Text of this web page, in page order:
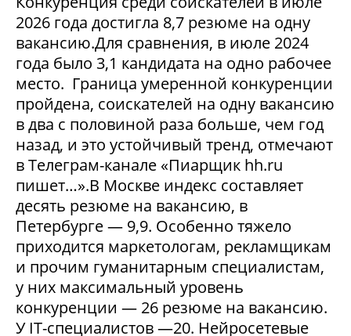
2026 года достигла 8,7 резюме на одну
вакансию.Для сравнения, в июле 2024
года было 3,1 кандидата на одно рабочее
место. Граница умеренной конкуренции
пройдена, соискателей на одну вакансию
в два с половиной раза больше, чем год
назад, и это устойчивый тренд, отмечают
в Телеграм-канале «Пиарщик hh.ru
пишет…».В Москве индекс составляет
десять резюме на вакансию, в
Петербурге — 9,9. Особенно тяжело
приходится маркетологам, рекламщикам
и прочим гуманитарным специалистам,
у них максимальный уровень
конкуренции — 26 резюме на вакансию.
У IT-специалистов —20. Нейросетевые